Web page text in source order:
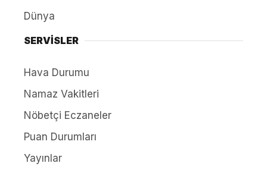
Dünya
SERVİSLER
Hava Durumu
Namaz Vakitleri
Nöbetçi Eczaneler
Puan Durumları
Yayınlar